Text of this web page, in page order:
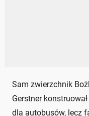
Sam zwierzchnik
Gerstner
dla autobusów, lecz